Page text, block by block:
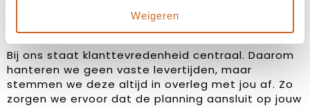
Weigeren
Levertijden in overleg
Bij ons staat klanttevredenheid centraal. Daarom
hanteren we geen vaste levertijden, maar
stemmen we deze altijd in overleg met jou af. Zo
zorgen we ervoor dat de planning aansluit op jouw